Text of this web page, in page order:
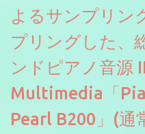
よるサンプリン
プリングした、
ンドピアノ音源
Multimedia「
Pearl B200」(通